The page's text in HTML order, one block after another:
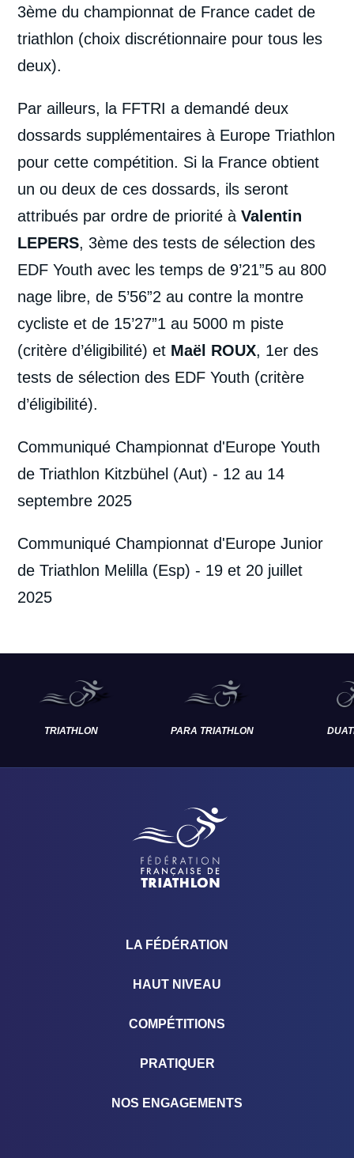
3ème du championnat de France cadet de
triathlon (choix discrétionnaire pour tous les
deux).
Par ailleurs, la FFTRI a demandé deux
dossards supplémentaires à Europe Triathlon
pour cette compétition. Si la France obtient
un ou deux de ces dossards, ils seront
attribués par ordre de priorité àValentin
LEPERS, 3ème des tests de sélection des
EDF Youth avec les temps de 9’21”5 au 800
nage libre, de 5’56”2 au contre la montre
cycliste et de 15’27”1 au 5000 m piste
(critère d’éligibilité) et Maël ROUX, 1er des
tests de sélection des EDF Youth (critère
d’éligibilité).
Communiqué Championnat d'Europe Youth
de Triathlon Kitzbühel (Aut) - 12 au 14
septembre 2025
Communiqué Championnat d'Europe Junior
de Triathlon Melilla (Esp) - 19 et 20 juillet
2025
TRIATHLON PARA TRIATHLON
LA FÉDÉRATION
HAUT NIVEAU
COMPÉTITIONS
PRATIQUER
NOS ENGAGEMENTS